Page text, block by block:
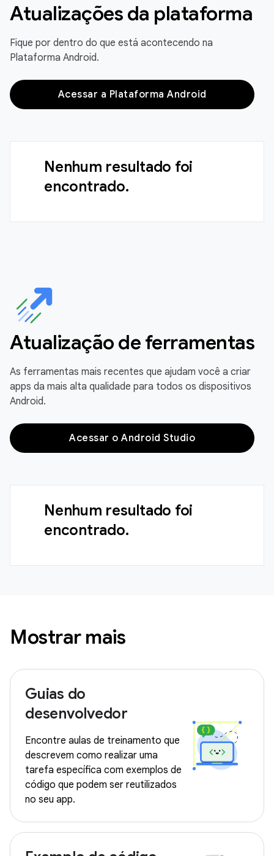
Atualizações da plataforma
Fique por dentro do que está acontecendo na
Plataforma Android.
Acessar a Plataforma Android
Nenhum resultado foi
encontrado.
Atualização de ferramentas
As ferramentas mais recentes que ajudam você a criar
apps da mais alta qualidade para todos os dispositivos
Android.
Acessar o Android Studio
Nenhum resultado foi
encontrado.
Mostrar mais
Guias do
desenvolvedor
Encontre aulas de treinamento que
descrevem como realizar uma
tarefa específica com exemplos de
código que podem ser reutilizados
no seu app.